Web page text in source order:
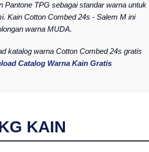
Pantone TPG sebagai standar warna untuk
Kain Cotton Combed 24s - Salem M ini
warna MUDA.
katalog warna Cotton Combed 24s gratis
Catalog Warna Kain Gratis
KAIN